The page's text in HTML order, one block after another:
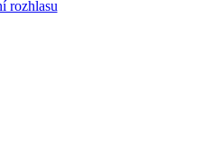
rozhlasu